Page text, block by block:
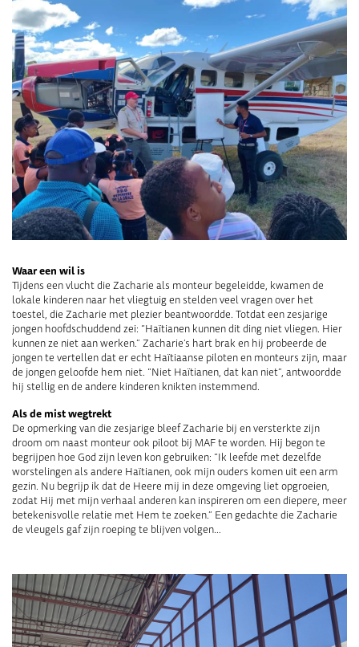
Waar een wil is
Tijdens een vlucht die Zacharie als monteur begeleidde, kwamen de
lokale kinderen naar het vliegtuig en stelden veel vragen over het
toestel, die Zacharie met plezier beantwoordde. Totdat een zesjarige
jongen hoofdschuddend zei: “Haïtianen kunnen dit ding niet vliegen. Hier
kunnen ze niet aan werken.” Zacharie’s hart brak en hij probeerde de
jongen te vertellen dat er echt Haïtiaanse piloten en monteurs zijn, maar
de jongen geloofde hem niet. “Niet Haïtianen, dat kan niet”, antwoordde
hij stellig en de andere kinderen knikten instemmend.
Als de mist wegtrekt
De opmerking van die zesjarige bleef Zacharie bij en versterkte zijn
droom om naast monteur ook piloot bij MAF te worden. Hij begon te
begrijpen hoe God zijn leven kon gebruiken: “Ik leefde met dezelfde
worstelingen als andere Haïtianen, ook mijn ouders komen uit een arm
gezin. Nu begrijp ik dat de Heere mij in deze omgeving liet opgroeien,
zodat Hij met mijn verhaal anderen kan inspireren om een ​​diepere, meer
betekenisvolle relatie met Hem te zoeken.” Een gedachte die Zacharie
de vleugels gaf zijn roeping te blijven volgen…